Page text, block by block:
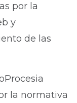
por la
y
de las
la normativa